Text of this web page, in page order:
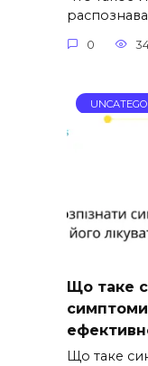
0
Що таке
Що таке